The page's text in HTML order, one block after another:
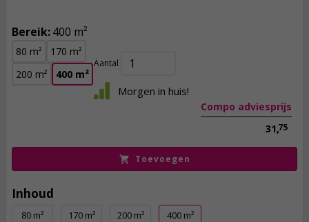
Compo adviesprijs
31,75
Bereik:400 m²
80 m²
170 m²
200 m²
400 m²
Aantal
Morgen in huis!
Toevoegen
Inhoud
80 m² 170 m² 200 m² 400 m²